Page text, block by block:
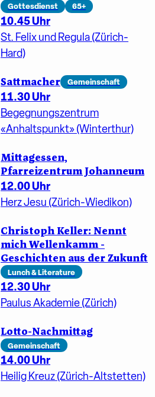
Gottesdienst 65+
10.45 Uhr
St. Felix und Regula (Zürich-
Hard)
Sattmacher Gemeinschaft
11.30 Uhr
Begegnungszentrum
«Anhaltspunkt» (Winterthur)
Mittagessen,
Pfarreizentrum Johanneum
12.00 Uhr
Herz Jesu (Zürich-Wiedikon)
Christoph Keller: Nennt
mich Wellenkamm -
Geschichten aus der Zukunft
Lunch & Literature
12.30 Uhr
Paulus Akademie (Zürich)
Lotto-Nachmittag
Gemeinschaft
14.00 Uhr
Heilig Kreuz (Zürich-Altstetten)